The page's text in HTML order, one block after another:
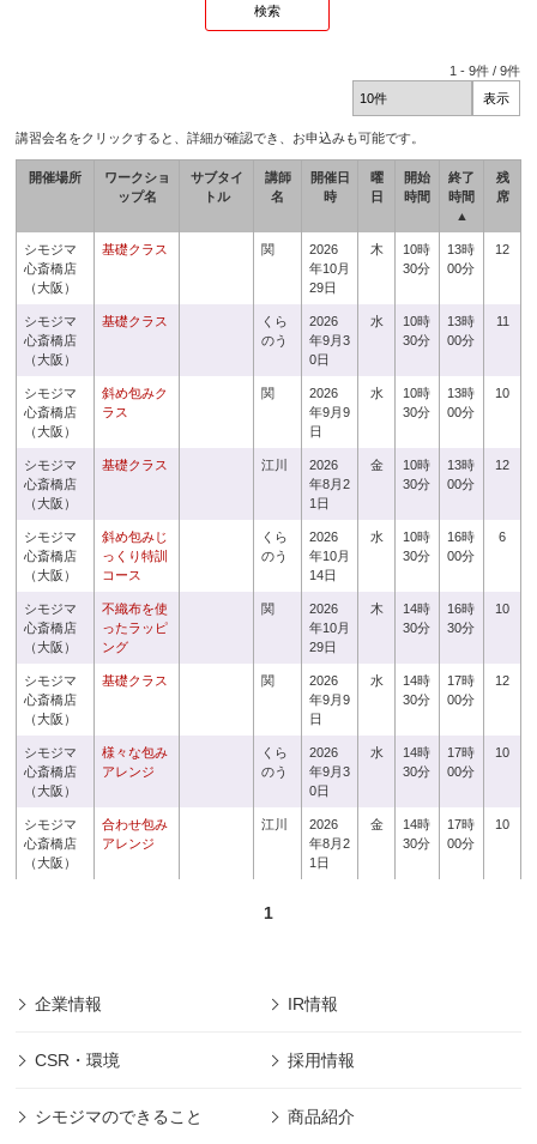
1 -9件 /9件
講習会名をクリックすると、詳細が確認でき、お申込みも可能です。
開催場所
ワークショ
ップ名
サブタイ
トル
講師
名
開催日
時
曜
日
開始
時間
終了
時間
▲
残
席
シモジマ
心斎橋店
（大阪）
基礎クラス 関
2026
年10月
29日
木
10時
30分
13時
00分
12
シモジマ
心斎橋店
（大阪）
基礎クラス
くら
のう
2026
年9月3
0日
水
10時
30分
13時
00分
11
シモジマ
心斎橋店
（大阪）
斜め包みク
ラス
関
2026
年9月9
日
水
10時
30分
13時
00分
10
シモジマ
心斎橋店
（大阪）
基礎クラス 江川
2026
年8月2
1日
金
10時
30分
13時
00分
12
シモジマ
心斎橋店
（大阪）
斜め包みじ
っくり特訓
コース
くら
のう
2026
年10月
14日
水
10時
30分
16時
00分
6
シモジマ
心斎橋店
（大阪）
不織布を使
ったラッピ
ング
関
2026
年10月
29日
木
14時
30分
16時
30分
10
シモジマ
心斎橋店
（大阪）
基礎クラス 関
2026
年9月9
日
水
14時
30分
17時
00分
12
シモジマ
心斎橋店
（大阪）
様々な包み
アレンジ
くら
のう
2026
年9月3
0日
水
14時
30分
17時
00分
10
シモジマ
心斎橋店
（大阪）
合わせ包み
アレンジ
江川
2026
年8月2
1日
金
14時
30分
17時
00分
10
1
企業情報 IR情報
CSR・環境 採用情報
シモジマのできること 商品紹介